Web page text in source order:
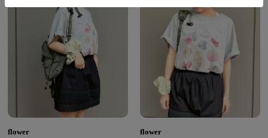
flower flower